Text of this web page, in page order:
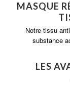
MASQUE
Notre tissu
substance
LES